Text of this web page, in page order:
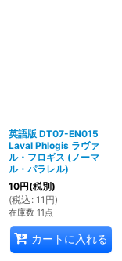
英語版 DT07-EN015
Laval Phlogis ラヴァ
ル・フロギス (ノーマ
ル・パラレル)
10円(税別)
(税込 : 11 円)
在庫数 11点
カートに入れる